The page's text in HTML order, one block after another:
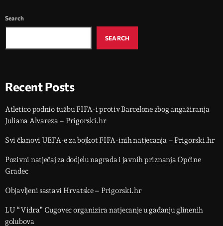
Search
SEARCH
Recent Posts
Atletico podnio tužbu FIFA-i protiv Barcelone zbog angažiranja
Juliana Alvareza – Prigorski.hr
Svi članovi UEFA-e za bojkot FIFA-inih natjecanja – Prigorski.hr
Pozivni natječaj za dodjelu nagrada i javnih priznanja Općine
Gradec
Objavljeni sastavi Hrvatske – Prigorski.hr
LU “Vidra” Cugovec organizira natjecanje u gađanju glinenih
golubova